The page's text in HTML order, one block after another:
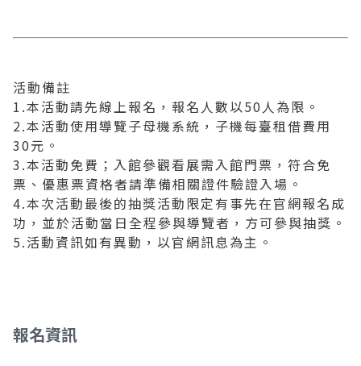
活動備註
1.本活動請先線上報名，報名人數以50人為限。
2.本活動使用導覽子母機系統，子機每臺租借費用
30元。
3.本活動免費；入館參觀看展需入館門票，符合免
票、優惠票資格者請準備相關證件驗證入場。
4.本次活動最後的抽獎活動限定有事先在官網報名成
功，並於活動當日全程參與導覽者，方可參與抽獎。
5.活動資訊如有異動，以官網訊息為主。
報名資訊